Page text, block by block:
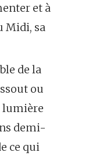
et à
Midi, sa
de la
ou
lumière
demi-
ce qui